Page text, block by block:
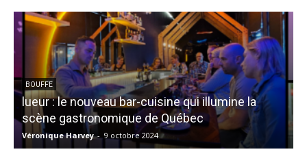
BOUFFE
lueur : le nouveau bar-cuisine qui illumine la
scène gastronomique de Québec
Véronique Harvey - 9 octobre 2024